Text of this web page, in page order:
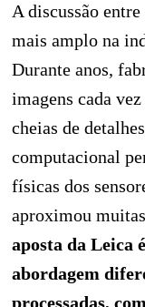
A discussão
mais amplo na
Durante anos,
imagens cada
cheias de
computacional
físicas dos
aproximou
aposta da Leica
abordagem
processadas,